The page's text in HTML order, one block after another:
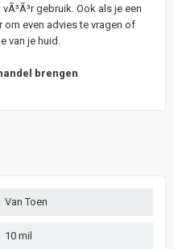
gebruik. Ook als je een
om even advies te vragen of
van je huid.
brengen
Van Toen
10 mil